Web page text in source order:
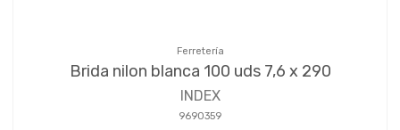
Ferretería
Brida nilon blanca 100 uds 7,6 x 290
INDEX
9690359